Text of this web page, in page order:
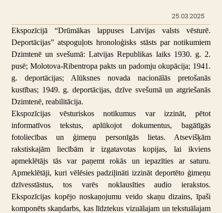
25.03.2025
Ekspozīcijā “Drūmākas lappuses Latvijas valsts vēsturē.
Deportācijas” atspoguļots hronoloģisks stāsts par notikumiem
Dzimtenē un svešumā: Latvijas Republikas laiks 1930. g. 2.
pusē; Molotova-Ribentropa pakts un padomju okupācija; 1941.
g. deportācijas; Alūksnes novada nacionālās pretošanās
kustības; 1949. g. deportācijas, dzīve svešumā un atgriešanās
Dzimtenē, reabilitācija.
Ekspozīcijas vēsturiskos notikumus var izzināt, pētot
informatīvos tekstus, aplūkojot dokumentus, bagātīgās
fotoliecības un ģimeņu personīgās lietas. Atsevišķām
rakstiskajām liecībām ir izgatavotas kopijas, lai ikviens
apmeklētājs tās var paņemt rokās un iepazīties ar saturu.
Apmeklētāji, kuri vēlēsies padziļināti izzināt deportēto ģimeņu
dzīvesstāstus, tos varēs noklausīties audio ierakstos.
Ekspozīcijas kopējo noskaņojumu veido skaņu dizains, īpaši
komponēts skaņdarbs, kas līdztekus vizuālajam un tekstuālajam